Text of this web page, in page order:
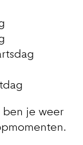
je weer